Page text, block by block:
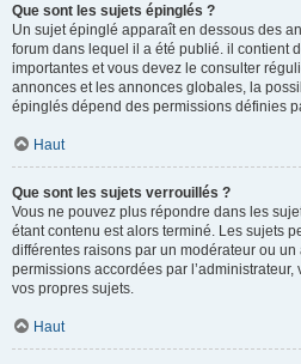
Que sont les sujets épinglés ?
Un sujet épinglé apparaît en dessous des
forum dans lequel il a été publié. il contient
importantes et vous devez le consulter
annonces et les annonces globales, la
épinglés dépend des permissions définies
Haut
Que sont les sujets verrouillés ?
Vous ne pouvez plus répondre dans les
étant contenu est alors terminé. Les sujets
différentes raisons par un modérateur ou
permissions accordées par
vos propres sujets.
Haut